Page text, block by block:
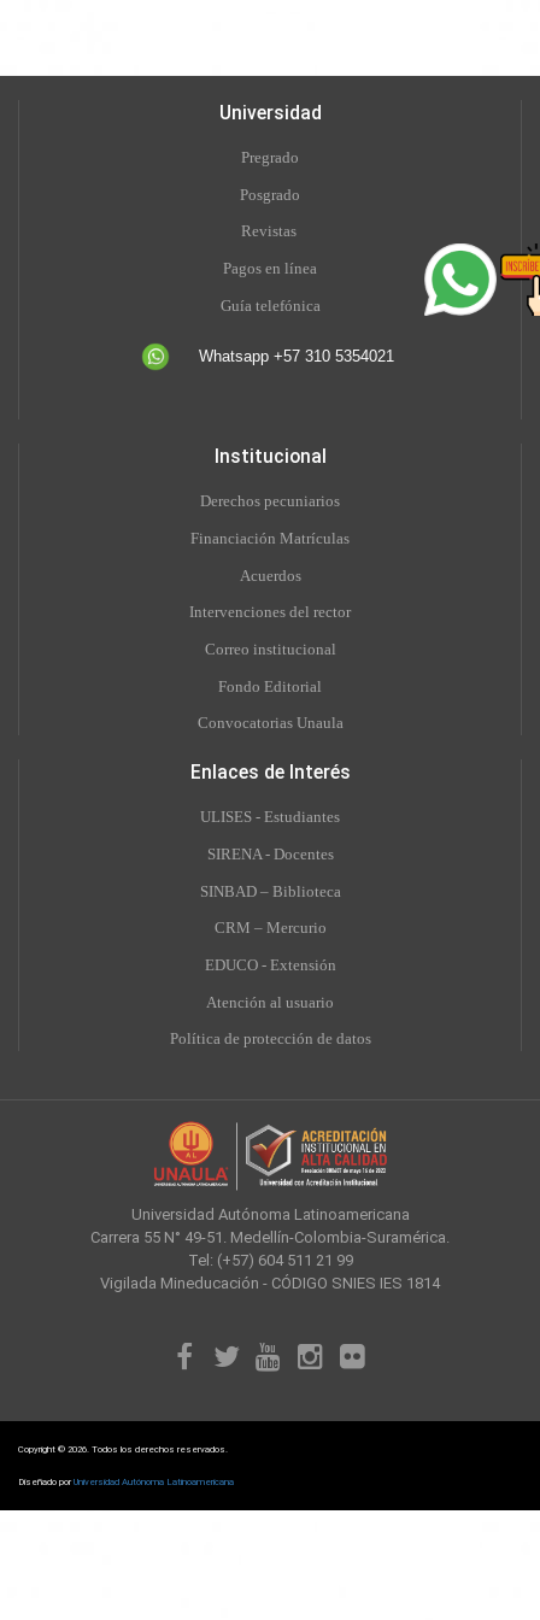
Universidad
Pregrado
Posgrado
Revistas
Pagos en línea
Guía telefónica
Whatsapp +57 310 5354021
Institucional
Derechos pecuniarios
Financiación Matrículas
Acuerdos
Intervenciones del rector
Correo institucional
Fondo Editorial
Convocatorias Unaula
Enlaces de Interés
ULISES - Estudiantes
SIRENA - Docentes
SINBAD – Biblioteca
CRM – Mercurio
EDUCO - Extensión
Atención al usuario
Política de protección de datos
Universidad Autónoma Latinoamericana
Carrera 55 N° 49-51. Medellín-Colombia-Suramérica.
Tel: (+57) 604 511 21 99
Vigilada Mineducación - CÓDIGO SNIES IES 1814
Copyright © 2026. Todos los derechos reservados.
Diseñado porUniversidad Autónoma Latinoamericana